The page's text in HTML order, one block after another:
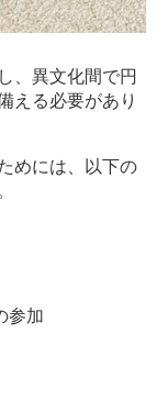
、異文化間で円
える必要があり
めには、以下の
参加